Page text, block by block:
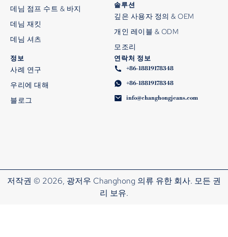
데님 점프 수트 & 바지
데님 재킷
데님 셔츠
솔루션
깊은 사용자 정의 & OEM
개인 레이블 & ODM
모조리
정보
사례 연구
우리에 대해
블로그
연락처 정보
+86-18819178348
+86-18819178348
info@changhongjeans.com
저작권 © 2026, 광저우 Changhong 의류 유한 회사. 모든 권
리 보유.